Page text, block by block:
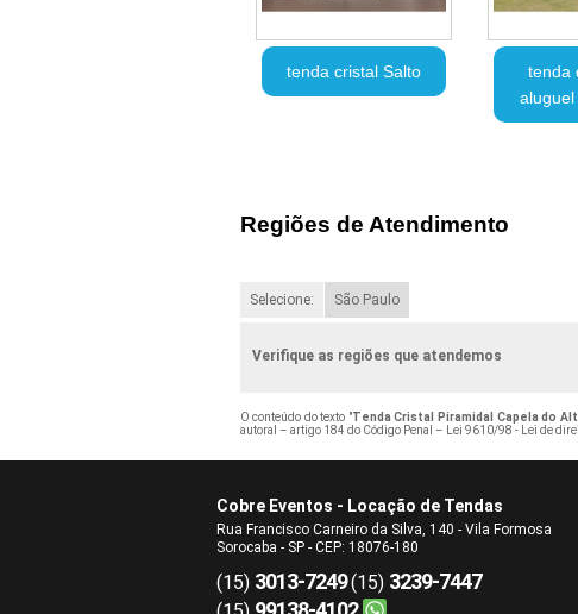
tenda cristal Salto
tenda
aluguel
Regiões de Atendimento
Selecione: São Paulo
Verifique as regiões que atendemos
O conteúdo do texto "Tenda Cristal Piramidal Capela do
autoral – artigo 184 do Código Penal – Lei 9610/98 - Lei de
Cobre Eventos - Locação de Tendas
Rua Francisco Carneiro da Silva, 140 - Vila Formosa
Sorocaba - SP - CEP: 18076-180
(15) 3013-7249(15) 3239-7447